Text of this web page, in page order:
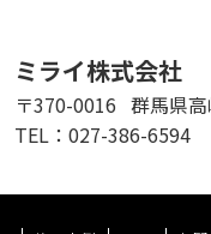
ミライ株式会社
〒370-0016 群馬県
TEL：027-386-6594